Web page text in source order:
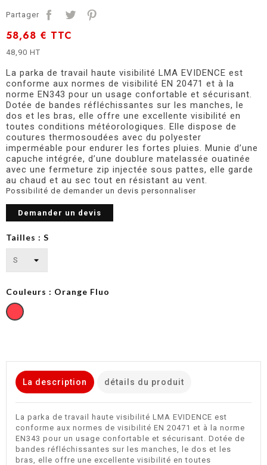
Partager
58,68 € TTC
48,90 HT
La parka de travail haute visibilité LMA EVIDENCE est
conforme aux normes de visibilité EN 20471 et à la
norme EN343 pour un usage confortable et sécurisant.
Dotée de bandes réfléchissantes sur les manches, le
dos et les bras, elle offre une excellente visibilité en
toutes conditions météorologiques. Elle dispose de
coutures thermosoudées avec du polyester
imperméable pour endurer les fortes pluies. Munie d’une
capuche intégrée, d’une doublure matelassée ouatinée
avec une fermeture zip injectée sous pattes, elle garde
au chaud et au sec tout en résistant au vent.
Possibilité de demander un devis personnaliser
Demander un devis
Tailles : S
Couleurs : Orange Fluo
La description détails du produit
La parka de travail haute visibilité LMA EVIDENCE est
conforme aux normes de visibilité EN 20471 et à la norme
EN343 pour un usage confortable et sécurisant. Dotée de
bandes réfléchissantes sur les manches, le dos et les
bras, elle offre une excellente visibilité en toutes